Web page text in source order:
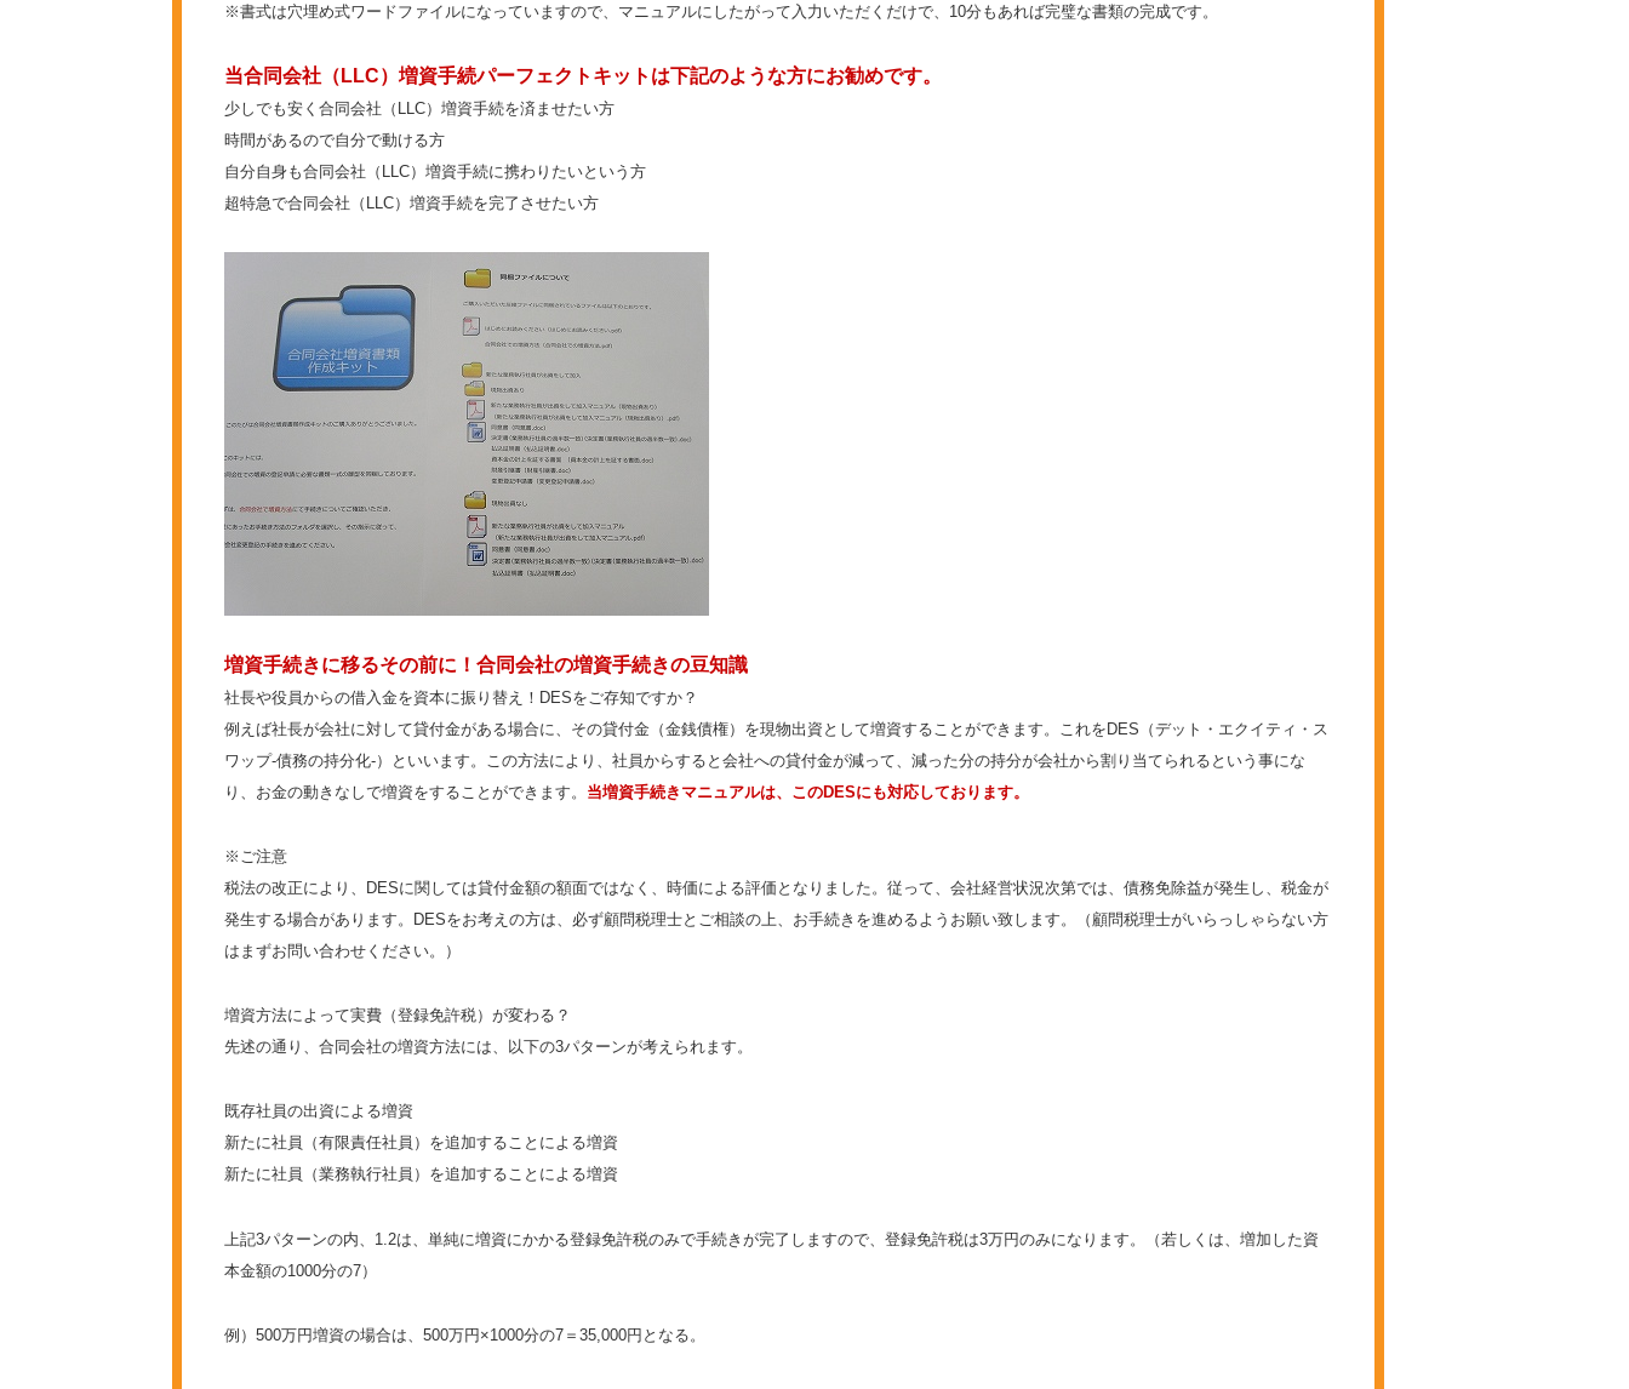
※書式は穴埋め式ワードファイルになっていますので、マニュアルにしたがって入力いただくだけで、10分もあれば完璧な書類の完成です。
当合同会社（LLC）増資手続パーフェクトキットは下記のような方にお勧めです。
少しでも安く合同会社（LLC）増資手続を済ませたい方
時間があるので自分で動ける方
自分自身も合同会社（LLC）増資手続に携わりたいという方
超特急で合同会社（LLC）増資手続を完了させたい方
増資手続きに移るその前に！合同会社の増資手続きの豆知識
社長や役員からの借入金を資本に振り替え！DESをご存知ですか？
例えば社長が会社に対して貸付金がある場合に、その貸付金（金銭債権）を現物出資として増資することができます。これをDES（デット・エクイティ・ス
ワップ-債務の持分化-）といいます。この方法により、社員からすると会社への貸付金が減って、減った分の持分が会社から割り当てられるという事にな
り、お金の動きなしで増資をすることができます。 当増資手続きマニュアルは、このDESにも対応しております。
※ご注意
税法の改正により、DESに関しては貸付金額の額面ではなく、時価による評価となりました。従って、会社経営状況次第では、債務免除益が発生し、税金が
発生する場合があります。DESをお考えの方は、必ず顧問税理士とご相談の上、お手続きを進めるようお願い致します。（顧問税理士がいらっしゃらない方
はまずお問い合わせください。）
増資方法によって実費（登録免許税）が変わる？
先述の通り、合同会社の増資方法には、以下の3パターンが考えられます。
既存社員の出資による増資
新たに社員（有限責任社員）を追加することによる増資
新たに社員（業務執行社員）を追加することによる増資
上記3パターンの内、1.2は、単純に増資にかかる登録免許税のみで手続きが完了しますので、登録免許税は3万円のみになります。（若しくは、増加した資
本金額の1000分の7）
例）500万円増資の場合は、500万円×1000分の7＝35,000円となる。